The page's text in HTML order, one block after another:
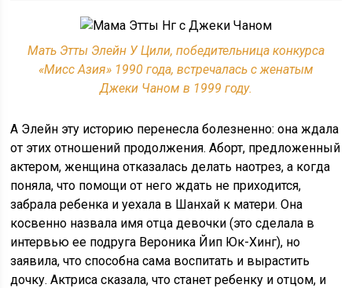
Мать Этты Элейн У Цили, победительница конкурса
«Мисс Азия» 1990 года, встречалась с женатым
Джеки Чаном в 1999 году.
А Элейн эту историю перенесла болезненно: она ждала
от этих отношений продолжения. Аборт, предложенный
актером, женщина отказалась делать наотрез, а когда
поняла, что помощи от него ждать не приходится,
забрала ребенка и уехала в Шанхай к матери. Она
косвенно назвала имя отца девочки (это сделала в
интервью ее подруга Вероника Йип Юк-Хинг), но
заявила, что способна сама воспитать и вырастить
дочку. Актриса сказала, что станет ребенку и отцом, и